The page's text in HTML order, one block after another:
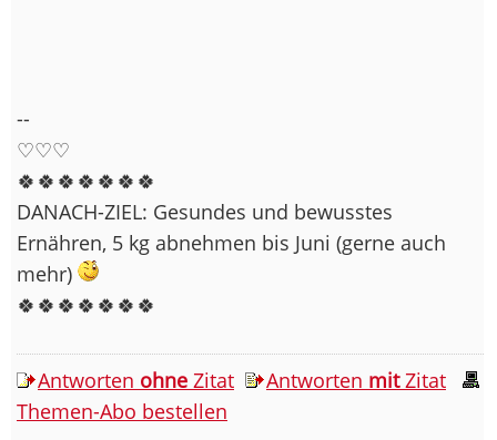
--
♡♡♡
🍀🍀🍀🍀🍀🍀🍀
DANACH-ZIEL: Gesundes und bewusstes
Ernähren, 5 kg abnehmen bis Juni (gerne auch
mehr)
🍀🍀🍀🍀🍀🍀🍀
Antworten ohne Zitat Antworten mitZitat
Themen-Abo bestellen